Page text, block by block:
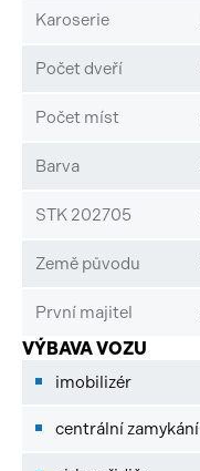
Karoserie
Počet dveří
Počet míst
Barva
STK 202705
Země původu
První majitel
VÝBAVA VOZU
imobilizér
centrální zamykání